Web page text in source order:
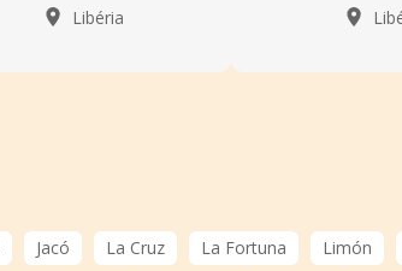
Libéria
Jacó La Cruz La Fortuna Limón